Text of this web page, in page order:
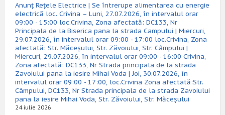
Anunț Rețele Electrice | Se întrerupe alimentarea cu energie
electrică loc. Crivina – Luni, 27.07.2026, în intervalul orar
09:00 - 15:00 loc.Crivina, Zona afectată: DC133, Nr
Principala de la Biserica pana la strada Campului | Miercuri,
29.07.2026, în intervalul orar 09:00 - 17:00 loc.Crivina, Zona
afectată: Str. Măceșului, Str. Zăvoiului, Str. Câmpului |
Miercuri, 29.07.2026, în intervalul orar 09:00 - 16:00 Crivina,
Zona afectată: DC133, Nr Strada principala de la strada
Zavoiului pana la iesire Mihai Voda | Joi, 30.07.2026, în
intervalul orar 09:00 - 17:00, loc.Crivina Zona afectată:Str.
Câmpului, DC133, Nr Strada principala de la strada Zavoiului
pana la iesire Mihai Voda, Str. Zăvoiului, Str. Măceșului
24 iulie 2026